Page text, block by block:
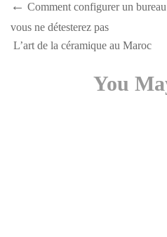
Comment configurer un
vous ne détesterez pas
L’art de la céramique au Maroc
You